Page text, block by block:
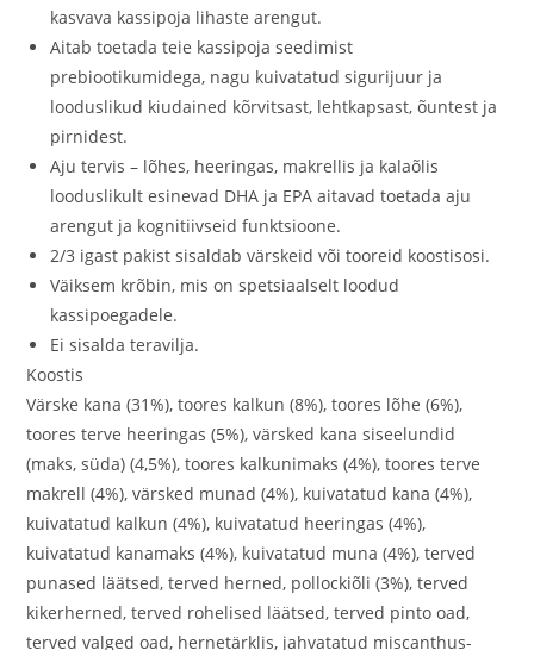
kasvava kassipoja lihaste arengut.
Aitab toetada teie kassipoja seedimist
prebiootikumidega, nagu kuivatatud sigurijuur ja
looduslikud kiudained kõrvitsast, lehtkapsast, õuntest ja
pirnidest.
Aju tervis – lõhes, heeringas, makrellis ja kalaõlis
looduslikult esinevad DHA ja EPA aitavad toetada aju
arengut ja kognitiivseid funktsioone.
2/3 igast pakist sisaldab värskeid või tooreid koostisosi.
Väiksem krõbin, mis on spetsiaalselt loodud
kassipoegadele.
Ei sisalda teravilja.
Koostis
Värske kana (31%), toores kalkun (8%), toores lõhe (6%),
toores terve heeringas (5%), värsked kana siseelundid
(maks, süda) (4,5%), toores kalkunimaks (4%), toores terve
makrell (4%), värsked munad (4%), kuivatatud kana (4%),
kuivatatud kalkun (4%), kuivatatud heeringas (4%),
kuivatatud kanamaks (4%), kuivatatud muna (4%), terved
punased läätsed, terved herned, pollockiõli (3%), terved
kikerherned, terved rohelised läätsed, terved pinto oad,
terved valged oad, hernetärklis, jahvatatud miscanthus-